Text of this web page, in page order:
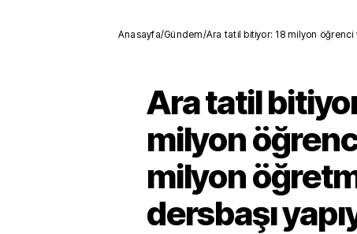
Anasayfa/Gündem/Ara tatil bitiyor: 18 milyon öğrenci
Ara tatil
milyon
milyon
dersbaşı